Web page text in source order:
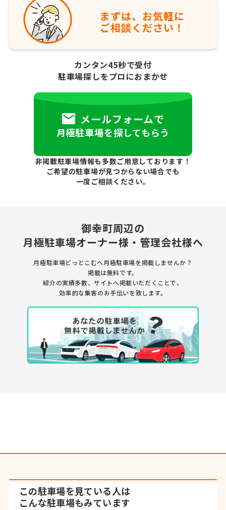
まずは、お気軽に
ご相談ください！
カンタン45秒で受付
駐車場探しをプロにおまかせ
メールフォームで
月極駐車場を探してもらう
非掲載駐車場情報も多数ご用意しております！
ご希望の駐車場が見つからない場合でも
一度ご相談ください。
御幸町周辺の
月極駐車場オーナー様・管理会社様へ
月極駐車場どっとこむへ月極駐車場を掲載しませんか？
掲載は無料です。
紹介の実績多数、サイトへ掲載いただくことで、
効率的な集客のお手伝いを致します。
この駐車場を見ている人は
こんな駐車場もみています